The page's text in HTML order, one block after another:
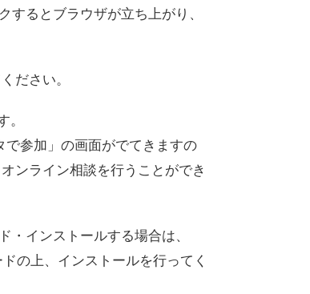
するとブラウザが立ち上がり、
ださい。
。
参加」の画面がでてきますの
ンライン相談を行うことができ
・インストールする場合は、
の上、インストールを行ってく